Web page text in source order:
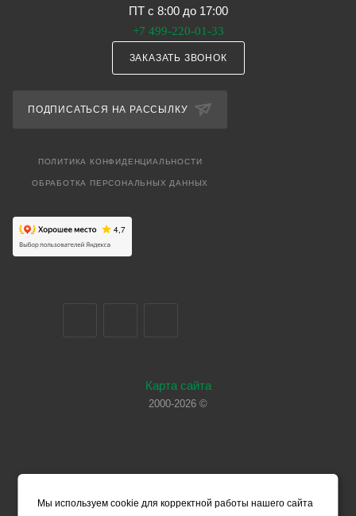
ПТ с 8:00 до 17:00
+7 499-220-01-33
ЗАКАЗАТЬ ЗВОНОК
ПОДПИСАТЬСЯ НА РАССЫЛКУ
ПОЛИТИКА КОНФИДЕНЦИАЛЬНОСТИ
ОБРАБОТКА ПЕРСОНАЛЬНЫХ ДАННЫХ
Карта сайта
2000-2026 ©
Мы используем cookie для корректной работы нашего сайта